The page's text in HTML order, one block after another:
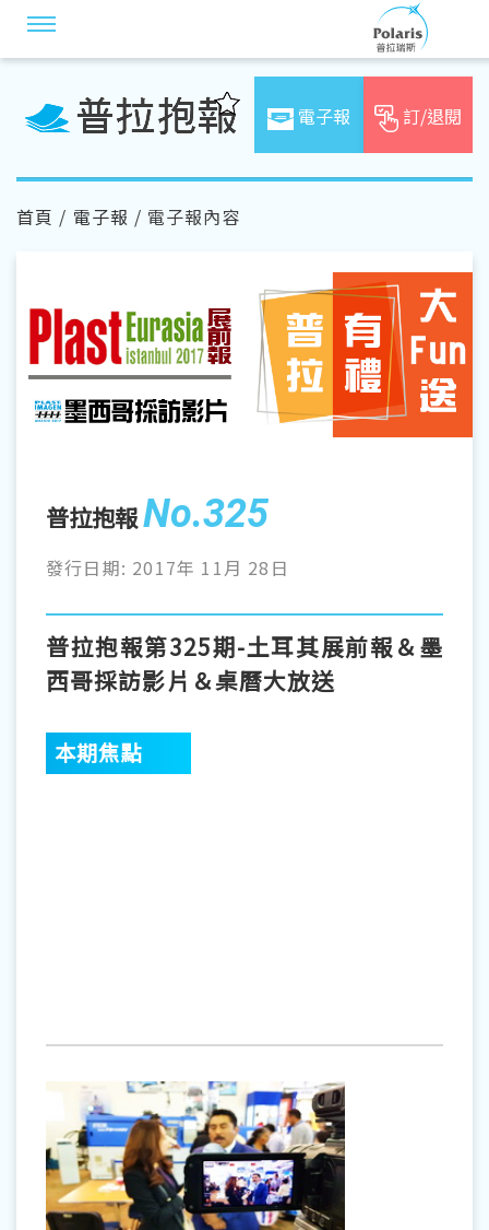
電子報 訂/退閱
首頁 / 電子報 / 電子報內容
普拉抱報No.325
發行日期: 2017年 11月 28日
普拉抱報第325期-土耳其展前報＆墨
西哥採訪影片＆桌曆大放送
本期焦點